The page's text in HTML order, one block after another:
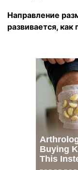
Направление
развивается, как